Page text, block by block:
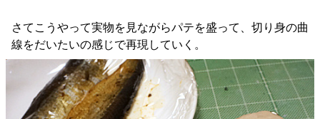
さてこうやって実物を見ながらパテを盛って、切り身の曲
線をだいたいの感じで再現していく。